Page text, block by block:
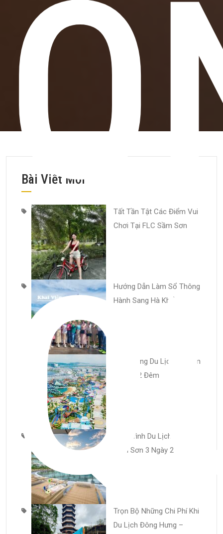
Bài Viết Mới
Tất Tần Tật Các Điểm Vui
Chơi Tại FLC Sầm Sơn
Hướng Dẫn Làm Sổ Thông
Hành Sang Hà Khẩu
Cẩm Nang Du Lịch Đồ Sơn
3 Ngày 2 Đêm
Lịch Trình Du Lịch FLC
Sầm Sơn 3 Ngày 2 đêm
Trọn Bộ Những Chi Phí Khi
Du Lịch Đông Hưng –